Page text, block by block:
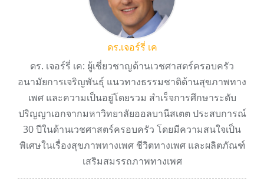
ดร.เจอร์รี่ เค
ดร. เจอร์รี่ เค: ผู้เชี่ยวชาญด้านเวชศาสตร์ครอบครัว
อนามัยการเจริญพันธุ์ แนวทางธรรมชาติด้านสุขภาพทาง
เพศ และความเป็นอยู่โดยรวม สำเร็จการศึกษาระดับ
ปริญญาเอกจากมหาวิทยาลัยออลบานีสเตต ประสบการณ์
30 ปีในด้านเวชศาสตร์ครอบครัว โดยมีความสนใจเป็น
พิเศษในเรื่องสุขภาพทางเพศ ชีวิตทางเพศ และผลิตภัณฑ์
เสริมสมรรถภาพทางเพศ